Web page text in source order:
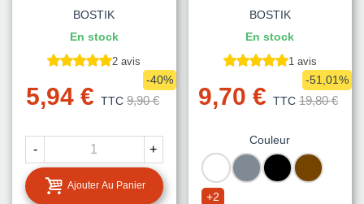
BOSTIK
En stock
2 avis
5,94 € TTC 9,90 €
-40%
- +
Ajouter Au Panier
BOSTIK
En stock
1 avis
9,70 € TTC 19,80 €
-51,01%
Couleur
BLANC GRIS NOIR MARRON
+2